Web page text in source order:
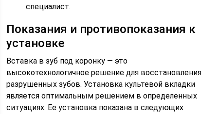
специалист.
Показания и противопоказания к
установке
Вставка в зуб под коронку — это
высокотехнологичное решение для восстановления
разрушенных зубов. Установка культевой вкладки
является оптимальным решением в определенных
ситуациях. Ее установка показана в следующих